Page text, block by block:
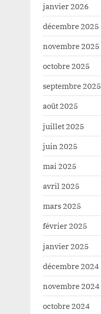
janvier 2026
décembre 2025
novembre 2025
octobre 2025
septembre 2025
août 2025
juillet 2025
juin 2025
mai 2025
avril 2025
mars 2025
février 2025
janvier 2025
décembre 2024
novembre 2024
octobre 2024